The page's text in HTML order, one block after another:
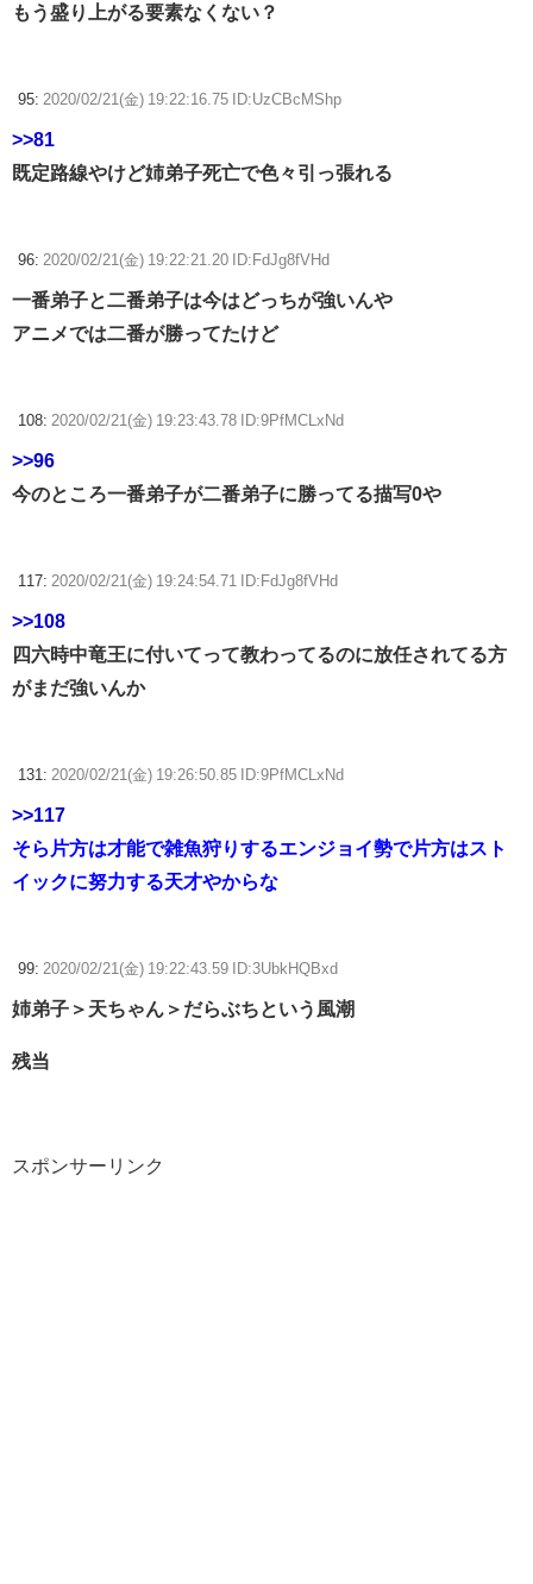
もう盛り上がる要素なくない？
95: 2020/02/21(金) 19:22:16.75 ID:UzCBcMShp
>>81
既定路線やけど姉弟子死亡で色々引っ張れる
96: 2020/02/21(金) 19:22:21.20 ID:FdJg8fVHd
一番弟子と二番弟子は今はどっちが強いんや
アニメでは二番が勝ってたけど
108: 2020/02/21(金) 19:23:43.78 ID:9PfMCLxNd
>>96
今のところ一番弟子が二番弟子に勝ってる描写0や
117: 2020/02/21(金) 19:24:54.71 ID:FdJg8fVHd
>>108
四六時中竜王に付いてって教わってるのに放任されてる方
がまだ強いんか
131: 2020/02/21(金) 19:26:50.85 ID:9PfMCLxNd
>>117
そら片方は才能で雑魚狩りするエンジョイ勢で片方はスト
イックに努力する天才やからな
99: 2020/02/21(金) 19:22:43.59 ID:3UbkHQBxd
姉弟子＞天ちゃん＞だらぶちという風潮
残当
スポンサーリンク